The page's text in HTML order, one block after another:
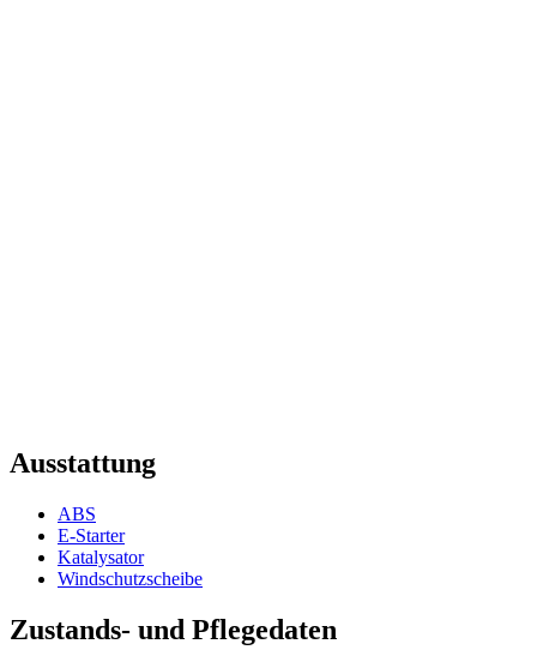
Ausstattung
ABS
E-Starter
Katalysator
Windschutzscheibe
Zustands- und Pflegedaten